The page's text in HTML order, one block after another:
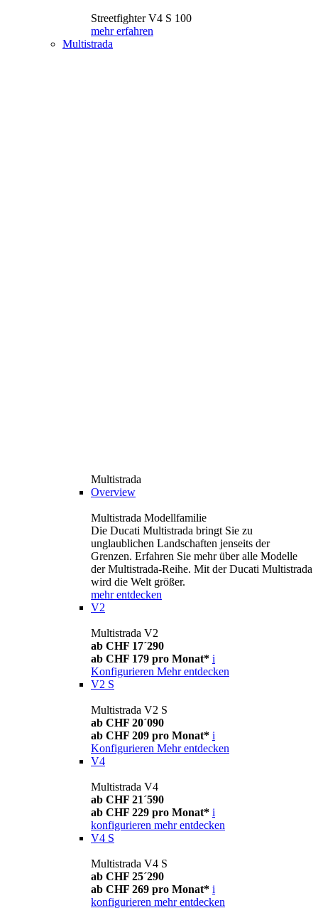
Streetfighter V4 S 100
mehr erfahren
Multistrada
Multistrada
Overview
Multistrada Modellfamilie
Die Ducati Multistrada bringt Sie zu
unglaublichen Landschaften jenseits der
Grenzen. Erfahren Sie mehr über alle Modelle
der Multistrada-Reihe. Mit der Ducati Multistrada
wird die Welt größer.
mehr entdecken
V2
Multistrada V2
ab CHF 17´290
ab CHF 179 pro Monat* i
Konfigurieren Mehr entdecken
V2 S
Multistrada V2 S
ab CHF 20´090
ab CHF 209 pro Monat* i
Konfigurieren Mehr entdecken
V4
Multistrada V4
ab CHF 21´590
ab CHF 229 pro Monat* i
konfigurieren mehr entdecken
V4 S
Multistrada V4 S
ab CHF 25´290
ab CHF 269 pro Monat* i
konfigurieren mehr entdecken